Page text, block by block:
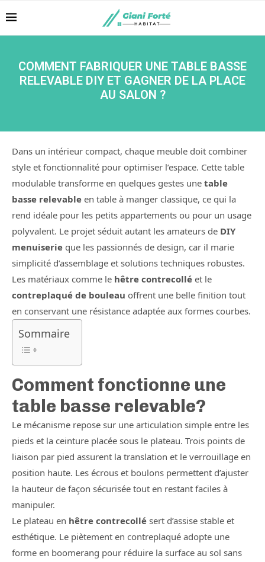
COMMENT FABRIQUER UNE TABLE BASSE
RELEVABLE DIY ET GAGNER DE LA PLACE
AU SALON ?
Dans un intérieur compact, chaque meuble doit combiner
style et fonctionnalité pour optimiser l’espace. Cette table
modulable transforme en quelques gestes une table
basse relevable en table à manger classique, ce qui la
rend idéale pour les petits appartements ou pour un usage
polyvalent. Le projet séduit autant les amateurs de DIY
menuiserie que les passionnés de design, car il marie
simplicité d’assemblage et solutions techniques robustes.
Les matériaux comme le hêtre contrecollé et le
contreplaqué de bouleau offrent une belle finition tout
en conservant une résistance adaptée aux formes courbes.
Sommaire
Comment fonctionne une
table basse relevable?
Le mécanisme repose sur une articulation simple entre les
pieds et la ceinture placée sous le plateau. Trois points de
liaison par pied assurent la translation et le verrouillage en
position haute. Les écrous et boulons permettent d’ajuster
la hauteur de façon sécurisée tout en restant faciles à
manipuler.
Le plateau en hêtre contrecollé sert d’assise stable et
esthétique. Le piètement en contreplaqué adopte une
forme en boomerang pour réduire la surface au sol sans